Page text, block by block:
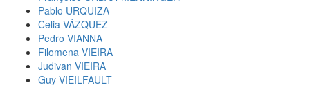
Pablo URQUIZA
Celia VÁZQUEZ
Pedro VIANNA
Filomena VIEIRA
Judivan VIEIRA
Guy VIEILFAULT